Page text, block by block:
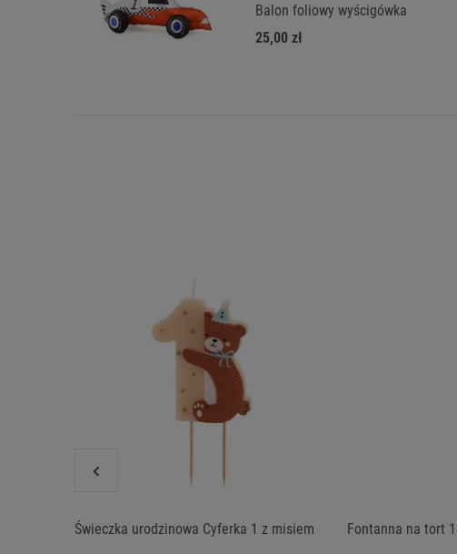
Balon foliowy wyścigówka
25,00 zł
Świeczka urodzinowa Cyferka 1 z misiem Fontanna na tort